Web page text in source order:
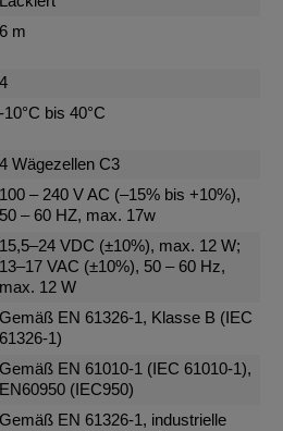
6 m
4
-10°C bis 40°C
4 Wägezellen C3
100 – 240 V AC (–15% bis +10%),
50 – 60 HZ, max. 17w
15,5–24 VDC (±10%), max. 12 W;
13–17 VAC (±10%), 50 – 60 Hz,
max. 12 W
Gemäß EN 61326-1, Klasse B (IEC
61326-1)
Gemäß EN 61010-1 (IEC 61010-1),
EN60950 (IEC950)
Gemäß EN 61326-1, industrielle